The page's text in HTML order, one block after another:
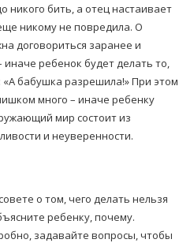
никого бить, а отец настаивает
никому не повредила. О
договориться заранее и
иначе ребенок будет делать то,
«А бабушка разрешила!» При этом
много – иначе ребенку
мир состоит из
и неуверенности.
о том, чего делать нельзя
ребенку, почему.
задавайте вопросы, чтобы